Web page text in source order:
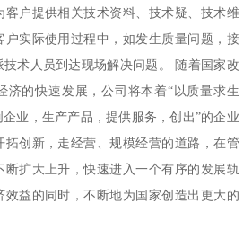
户提供相关技术资料、技术疑、技术维
户实际使用过程中，如发生质量问题，接
术人员到达现场解决问题。 随着国家改
济的快速发展，公司将本着“以质量求生
业，生产产品，提供服务，创出”的企业
拓创新，走经营、规模经营的道路，在管
扩大上升，快速进入一个有序的发展轨
益的同时，不断地为国家创造出更大的